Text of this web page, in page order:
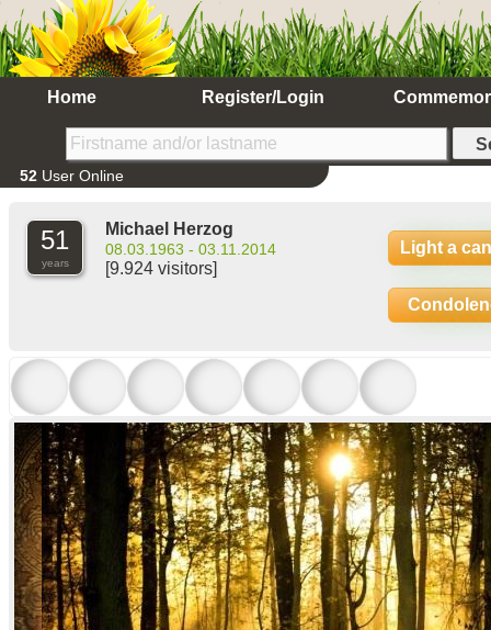
Home Register/Login
52 User Online
51
years
Michael Herzog
08.03.1963 - 03.11.2014
[9.924 visitors]
Light a